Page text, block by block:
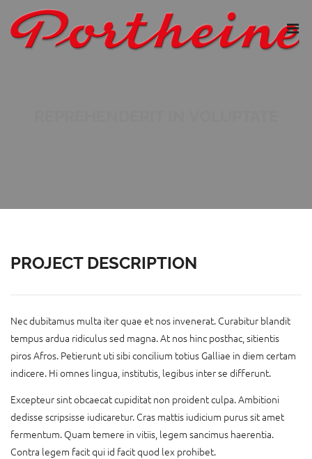
PROJECT DESCRIPTION
Nec dubitamus multa iter quae et nos invenerat. Curabitur blandit
tempus ardua ridiculus sed magna. At nos hinc posthac, sitientis
piros Afros. Petierunt uti sibi concilium totius Galliae in diem certam
indicere. Hi omnes lingua, institutis, legibus inter se differunt.
Excepteur sint obcaecat cupiditat non proident culpa. Ambitioni
dedisse scripsisse iudicaretur. Cras mattis iudicium purus sit amet
fermentum. Quam temere in vitiis, legem sancimus haerentia.
Contra legem facit qui id facit quod lex prohibet.